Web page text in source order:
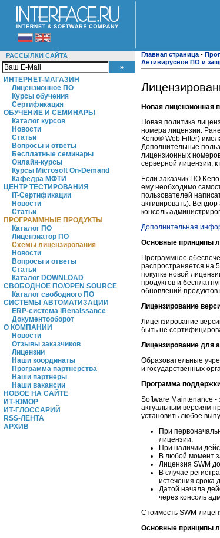
РАССЫЛКИ САЙТА
ИНТЕРНЕТ-МАГАЗИН
Лицензионное ПО
Курсы обучения
Сертификация
ОБУЧЕНИЕ И СЕМИНАРЫ
Каталог курсов
Новости
Статьи
Вопросы и ответы
Бесплатные семинары
Онлайн-курсы
Курсы Microsoft On-Demand
Кафедра МФТИ
ЦЕНТР ТЕСТИРОВАНИЯ
IT-Сертификации
Новости
Статьи
ПРОГРАММНЫЕ ПРОДУКТЫ
Каталог ПО
Лицензиатор ПО
Схемы лицензирования
Новости
Вопросы и ответы
Статьи
Каталог DOWNLOAD
СВОБОДНОЕ ПО/OPEN SOURCE
Каталог свободного ПО
СИСТЕМЫ АВТОМАТИЗАЦИИ
ERP-система iRenaissance
Документооборот
О КОМПАНИИ
Новости
Отзывы заказчиков
Лицензии
Наши координаты
Программа партнерства
Наши партнеры
Наши вакансии
НОВОЕ НА САЙТЕ
ИТ-ЮМОР
ИТ-ГЛОССАРИЙ
RSS-ЛЕНТА
АРХИВ
Главная страница -
Антивирусное ПО и
Новая лицензионная
Новая политика
номера лицензии.
Kerio® Web Filter)
Дополнительные
лицензионных
серверной лицензии, к
Если заказчик ПО
ему необходимо
пользователей
активировать). Вендор
консоль
Дополнительная
Основные принципы
Программное
распространяется на
покупке новой
продуктов и
обновлений
Лицензирование
Лицензирование
быть не
Лицензирование для
Образовательные
и государственных
Программа
Software Maintenance
актуальным версиям
установить любое
При
лицензии.
При наличии
В любой момент
Лицензия SWM
В случае
истечения срока
Датой начала
через консоль
Стоимость SWM-
Основные принципы